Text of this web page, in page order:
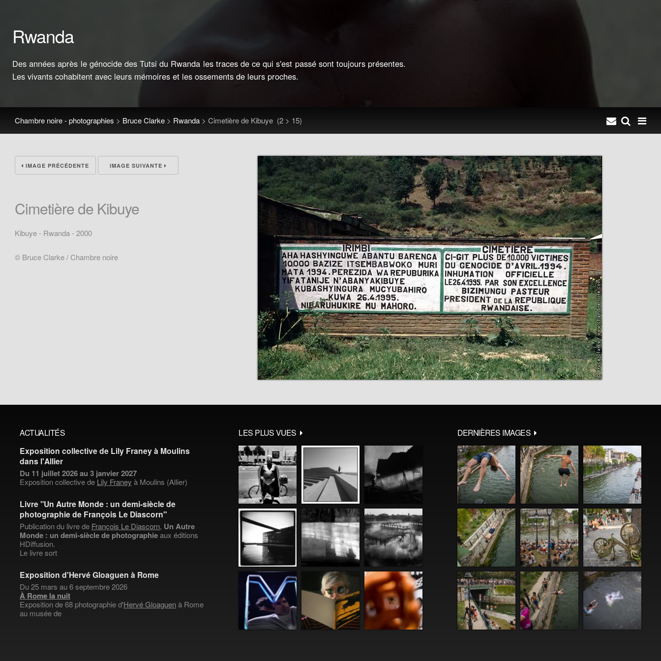
Rwanda
Des années après le génocide des Tutsi du Rwanda les traces de ce qui s'est passé sont toujours présentes.
Les vivants cohabitent avec leurs mémoires et les ossements de leurs proches.
Chambre noire - photographies > Bruce Clarke > Rwanda > Cimetière de Kibuye (2 > 15)
IMAGE PRÉCÉDENTE IMAGE SUIVANTE
Cimetière de Kibuye
Kibuye - Rwanda - 2000
© Bruce Clarke / Chambre noire
ACTUALITÉS
Exposition collective de Lily Franey à Moulins
dans l'Allier
Du 11 juillet 2026 au 3 janvier 2027
Exposition collective de Lily Franey à Moulins (Allier)
Livre "Un Autre Monde : un demi-siècle de
photographie de François Le Diascorn"
Publication du livre de François Le Diascorn, Un Autre
Monde : un demi-siècle de photographieaux éditions
HDiffusion.
Le livre sort
Exposition d'Hervé Gloaguen à Rome
Du 25 mars au 6 septembre 2026
À Rome la nuit
Exposition de 68 photographie d'Hervé Gloaguenà Rome
au musée de
LES PLUS VUES DERNIÈRES IMAGES